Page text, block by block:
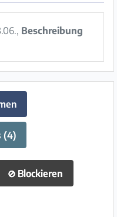
Beschreibung
(4)
⊘ Blockieren